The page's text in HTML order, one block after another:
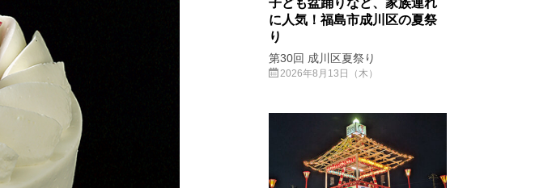
子ども盆踊りなど、家族連れ
に人気！福島市成川区の夏祭
り
第30回 成川区夏祭り
2026年8月13日（木）